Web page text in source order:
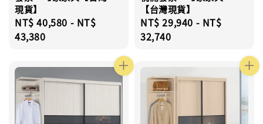
現貨】
Regular
price
NT$ 40,580 - NT$
43,380
【台灣現貨】
Regular
price
NT$ 29,940 - NT$
32,740